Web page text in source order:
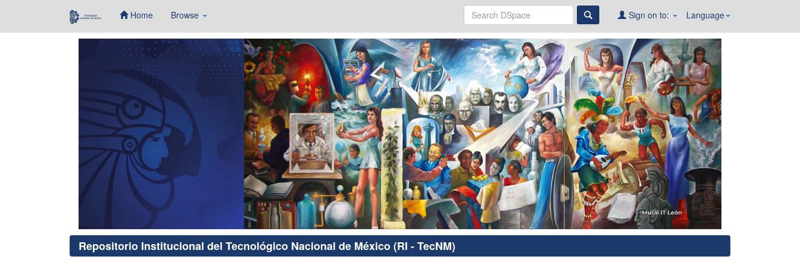
Home Browse Language
Sign on to:
Repositorio Institucional del Tecnológico Nacional de México (RI - TecNM)